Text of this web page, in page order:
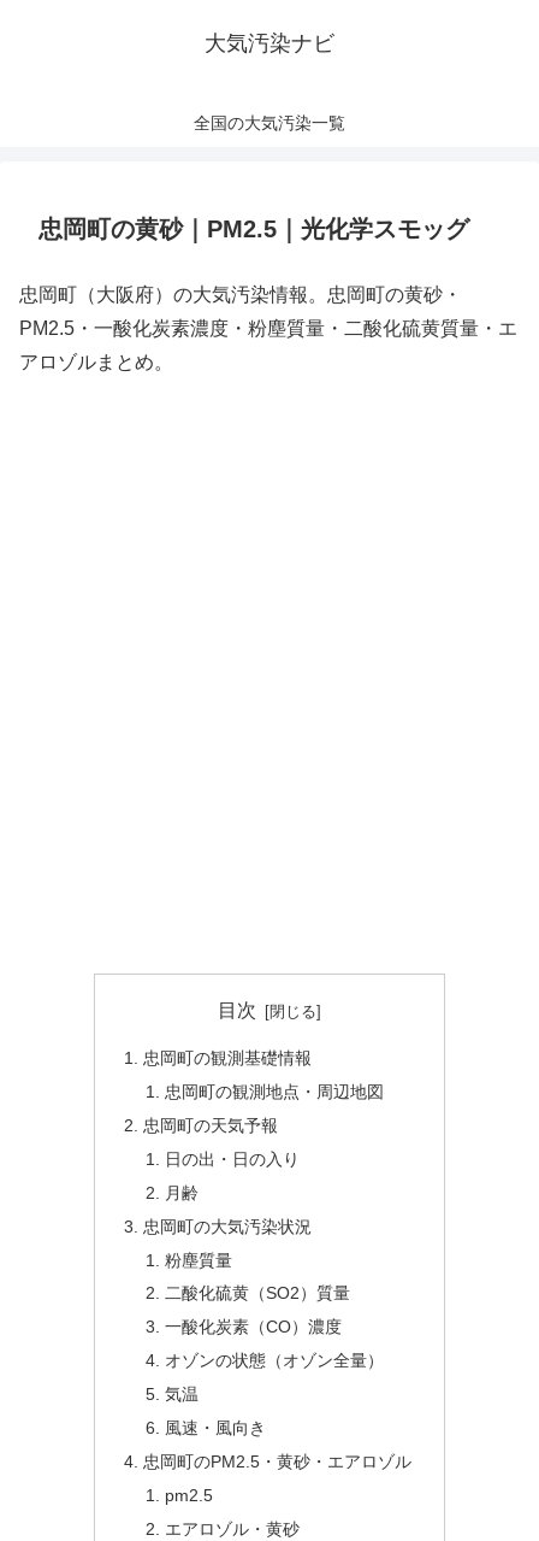
大気汚染ナビ
全国の大気汚染一覧
忠岡町の黄砂｜PM2.5｜光化学スモッグ
忠岡町（大阪府）の大気汚染情報。忠岡町の黄砂・
PM2.5・一酸化炭素濃度・粉塵質量・二酸化硫黄質量・エ
アロゾルまとめ。
目次
忠岡町の観測基礎情報
忠岡町の観測地点・周辺地図
忠岡町の天気予報
日の出・日の入り
月齢
忠岡町の大気汚染状況
粉塵質量
二酸化硫黄（SO2）質量
一酸化炭素（CO）濃度
オゾンの状態（オゾン全量）
気温
風速・風向き
忠岡町のPM2.5・黄砂・エアロゾル
pm2.5
エアロゾル・黄砂